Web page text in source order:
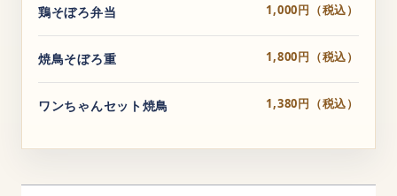
鶏そぼろ弁当 1,000円（税込）
焼鳥そぼろ重 1,800円（税込）
ワンちゃんセット焼鳥 1,380円（税込）